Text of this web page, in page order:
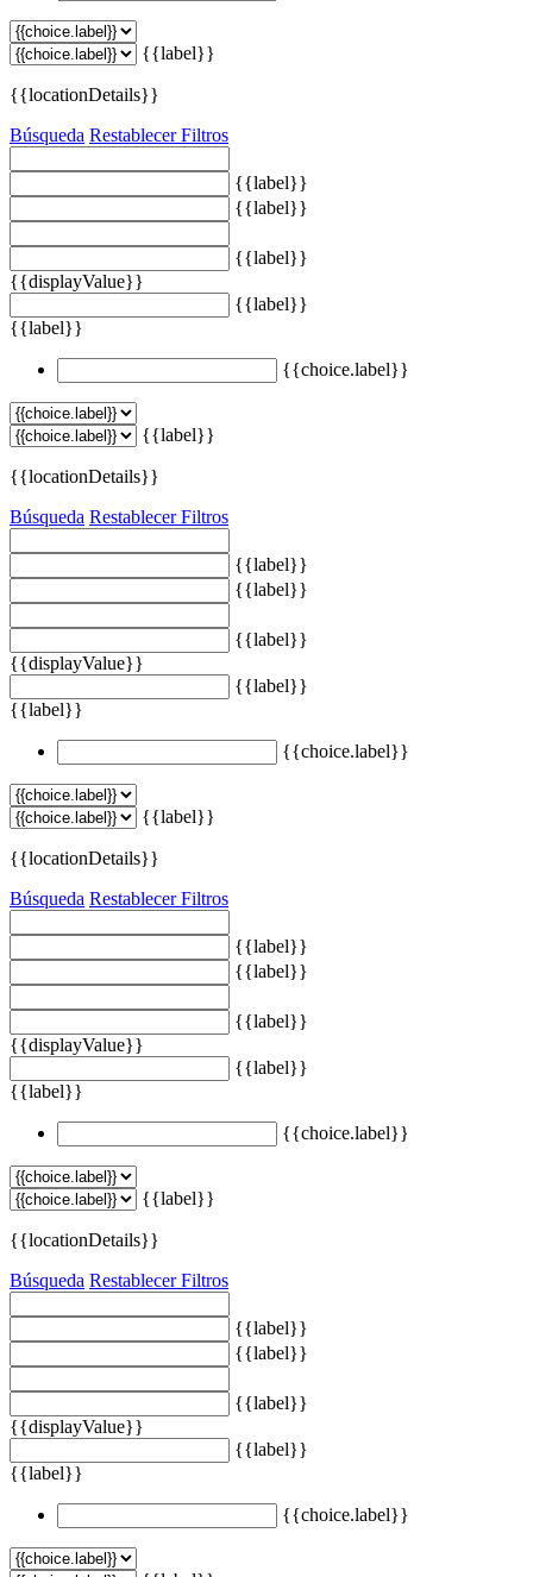
{{label}}
{{locationDetails}}
Búsqueda Restablecer Filtros
{{label}}
{{label}}
{{label}}
{{displayValue}}
{{label}}
{{label}}
{{choice.label}}
{{label}}
{{locationDetails}}
Búsqueda Restablecer Filtros
{{label}}
{{label}}
{{label}}
{{displayValue}}
{{label}}
{{label}}
{{choice.label}}
{{label}}
{{locationDetails}}
Búsqueda Restablecer Filtros
{{label}}
{{label}}
{{label}}
{{displayValue}}
{{label}}
{{label}}
{{choice.label}}
{{label}}
{{locationDetails}}
Búsqueda Restablecer Filtros
{{label}}
{{label}}
{{label}}
{{displayValue}}
{{label}}
{{label}}
{{choice.label}}